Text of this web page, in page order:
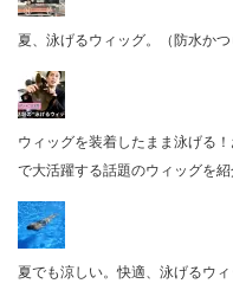
夏、泳げるウィッグ。（防水かつ
ウィッグを装着したまま泳げる
で大活躍する話題のウィッグを
夏でも涼しい。快適、泳げるウィ